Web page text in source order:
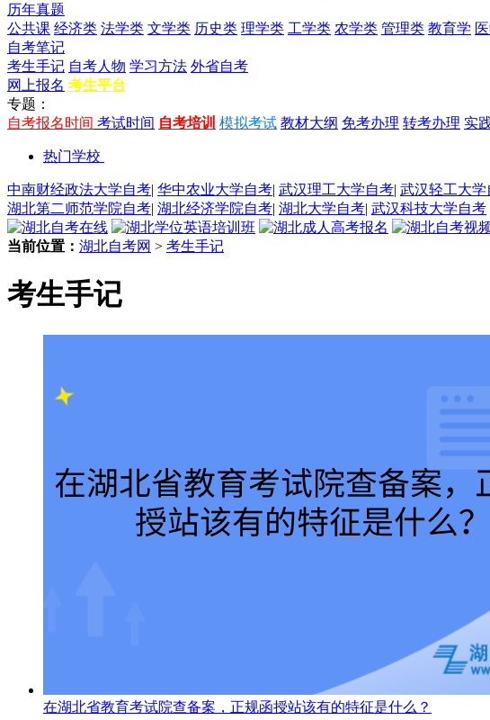
历年真题
公共课 经济类 法学类 文学类 历史类 理学类 工学类 农学类 管理类 教育学
自考笔记
考生手记 自考人物 学习方法 外省自考
网上报名 考生平台
专题：
自考报名时间 考试时间 自考培训 模拟考试 教材大纲 免考办理 转考办理 实
热门学校
中南财经政法大学自考| 华中农业大学自考| 武汉理工大学自考| 武汉轻工大学
湖北第二师范学院自考| 湖北经济学院自考| 湖北大学自考| 武汉科技大学自考
当前位置： 湖北自考网 > 考生手记
考生手记
在湖北省教育考试院查备案，正规函授站该有的特征是什么？